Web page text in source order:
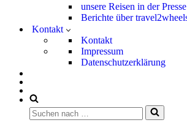
unsere Reisen in der Presse
Berichte über
Kontakt
Kontakt
Impressum
Datenschutzerklärung
Suchen
nach …